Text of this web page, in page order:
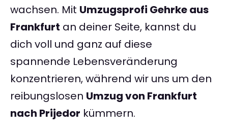
wachsen. Mit Umzugsprofi Gehrke aus
Frankfurt an deiner Seite, kannst du
dich voll und ganz auf diese
spannende Lebensveränderung
konzentrieren, während wir uns um den
reibungslosen Umzug von Frankfurt
nach Prijedor kümmern.